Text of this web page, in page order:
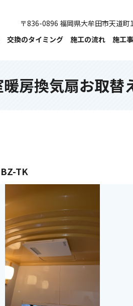
交換のタイミング 施工の流れ 施工
〒836-0896 福岡県大牟田市天道町
房換気扇お取替
TK